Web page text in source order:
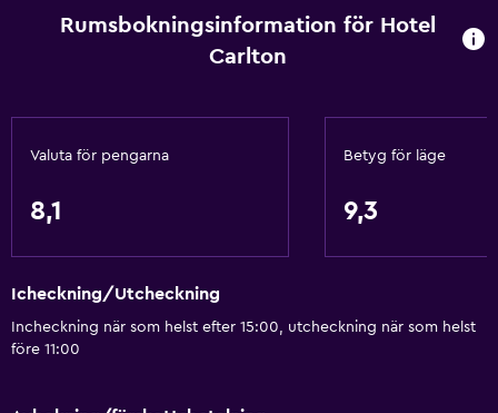
Rumsbokningsinformation för Hotel
Carlton
Valuta för pengarna
8,1
Betyg för läge
9,3
Icheckning/Utcheckning
Incheckning när som helst efter 15:00, utcheckning när som helst
före 11:00